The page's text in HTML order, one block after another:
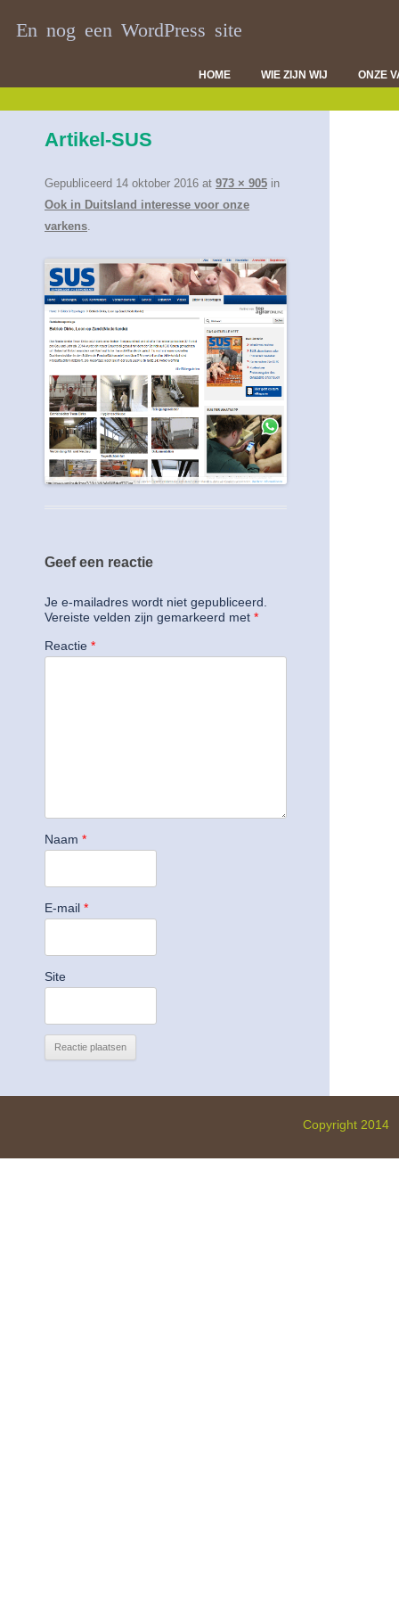
En nog een WordPress site
HOME WIE ZIJN WIJ ONZE
Artikel-SUS
Gepubliceerd 14 oktober 2016 at 973 × 905 in
Ook in Duitsland interesse voor onze
varkens.
Geef een reactie
Je e-mailadres wordt niet gepubliceerd.
Vereiste velden zijn gemarkeerd met *
Reactie *
Naam *
E-mail *
Site
Copyright 2014